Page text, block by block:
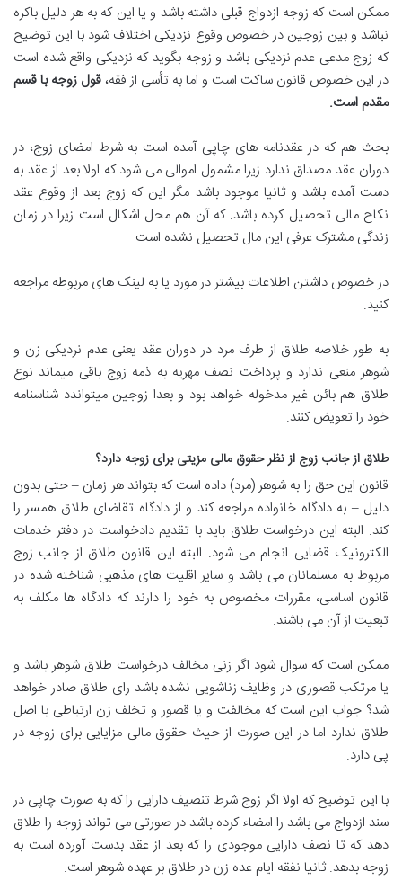
ممکن است که زوجه ازدواج قبلی داشته باشد و یا این که به هر دلیل باکره
نباشد و بین زوجین در خصوص وقوع نزدیکی اختلاف شود با این توضیح
که زوج مدعی عدم نزدیکی باشد و زوجه بگوید که نزدیکی واقع شده است
در این خصوص قانون ساکت است و اما به تأسی از فقه، قول زوجه با قسم
مقدم است.
بحث هم که در عقدنامه های چاپی آمده است به شرط امضای زوج، در
دوران عقد مصداق ندارد زیرا مشمول اموالی می شود که اولا بعد از عقد به
دست آمده باشد و ثانیا موجود باشد مگر این که زوج بعد از وقوع عقد
نکاح مالی تحصیل کرده باشد. که آن هم محل اشکال است زیرا در زمان
زندگی مشترک عرفی این مال تحصیل نشده است
در خصوص داشتن اطلاعات بیشتر در مورد یا به لینک های مربوطه مراجعه
کنید.
به طور خلاصه طلاق از طرف مرد در دوران عقد یعنی عدم نردیکی زن و
شوهر منعی ندارد و پرداخت نصف مهریه به ذمه زوج باقی میماند نوع
طلاق هم بائن غیر مدخوله خواهد بود و بعدا زوجین میتواندد شناسنامه
خود را تعویض کنند.
طلاق از جانب زوج از نظر حقوق مالی مزیتی برای زوجه دارد؟
قانون این حق را به شوهر (مرد) داده است که بتواند هر زمان – حتی بدون
دلیل – به دادگاه خانواده مراجعه کند و از دادگاه تقاضای طلاق همسر را
کند. البته این درخواست طلاق باید با تقدیم دادخواست در دفتر خدمات
الکترونیک قضایی انجام می شود. البته این قانون طلاق از جانب زوج
مربوط به مسلمانان می باشد و سایر اقلیت های مذهبی شناخته شده در
قانون اساسی، مقررات مخصوص به خود را دارند که دادگاه ها مکلف به
تبعیت از آن می باشند.
ممکن است که سوال شود اگر زنی مخالف درخواست طلاق شوهر باشد و
یا مرتکب قصوری در وظایف زناشویی نشده باشد رای طلاق صادر خواهد
شد؟ جواب این است که مخالفت و یا قصور و تخلف زن ارتباطی با اصل
طلاق ندارد اما در این صورت از حیث حقوق مالی مزایایی برای زوجه در
پی دارد.
با این توضیح که اولا اگر زوج شرط تنصیف دارایی را که به صورت چاپی در
سند ازدواج می باشد را امضاء کرده باشد در صورتی می تواند زوجه را طلاق
دهد که تا نصف دارایی موجودی را که بعد از عقد بدست آورده است به
زوجه بدهد. ثانیا نفقه ایام عده زن در طلاق بر عهده شوهر است.